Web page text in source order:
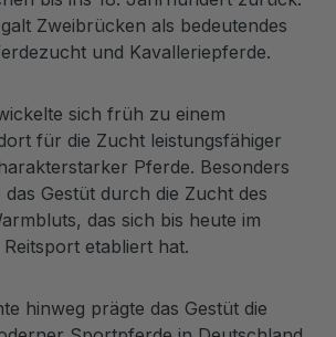
Zweibrücken als bedeutendes
und Kavalleriepferde.
sich früh zu einem
für die Zucht leistungsfähiger
Pferde. Besonders
Gestüt durch die Zucht des
das sich bis heute im
etabliert hat.
hinweg prägte das Gestüt die